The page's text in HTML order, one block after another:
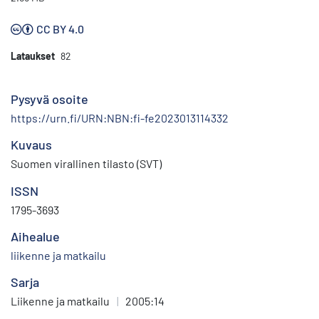
CC BY 4.0
Lataukset 82
Pysyvä osoite
https://urn.fi/URN:NBN:fi-fe2023013114332
Kuvaus
Suomen virallinen tilasto (SVT)
ISSN
1795-3693
Aihealue
liikenne ja matkailu
Sarja
Liikenne ja matkailu | 2005:14